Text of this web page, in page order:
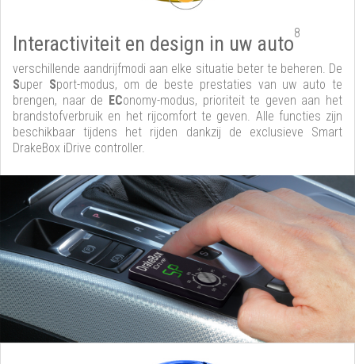
Interactiviteit en design in uw auto8
verschillende aandrijfmodi aan elke situatie beter te beheren. De
Super Sport-modus, om de beste prestaties van uw auto te
brengen, naar de EConomy-modus, prioriteit te geven aan het
brandstofverbruik en het rijcomfort te geven. Alle functies zijn
beschikbaar tijdens het rijden dankzij de exclusieve Smart
DrakeBox iDrive controller.